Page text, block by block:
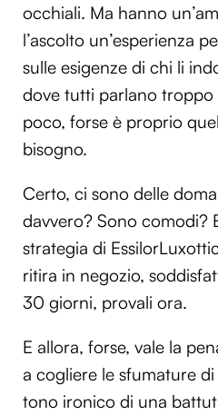
occhiali. Ma hanno
l’ascolto un’esperienza
sulle esigenze di chi li
dove tutti parlano
poco, forse è proprio
bisogno.
Certo, ci sono delle
davvero? Sono comodi?
strategia di
ritira in negozio,
30 giorni, provali ora.
E allora, forse, vale la
a cogliere le sfumature
tono ironico di una